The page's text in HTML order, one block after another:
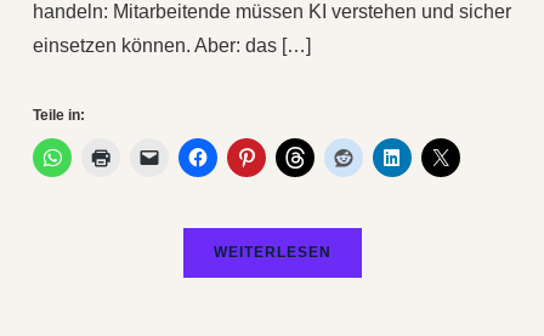
handeln: Mitarbeitende müssen KI verstehen und sicher
einsetzen können. Aber: das […]
Teile in:
WEITERLESEN